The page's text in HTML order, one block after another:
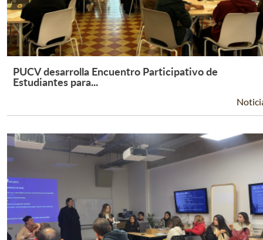
Leer Más +
PUCV desarrolla Encuentro Participativo de
Estudiantes para...